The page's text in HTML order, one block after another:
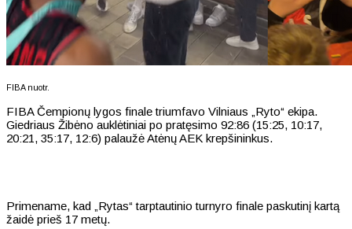
FIBA nuotr.
FIBA Čempionų lygos finale triumfavo Vilniaus „Ryto“ ekipa.
Giedriaus Žibėno auklėtiniai po pratęsimo 92:86 (15:25, 10:17,
20:21, 35:17, 12:6) palaužė Atėnų AEK krepšininkus.
Primename, kad „Rytas“ tarptautinio turnyro finale paskutinį kartą
žaidė prieš 17 metų.